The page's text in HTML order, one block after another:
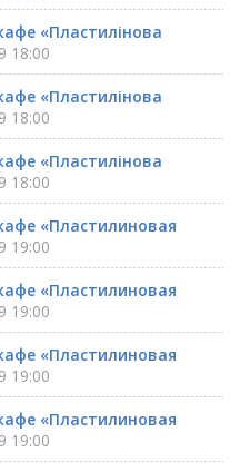
«Пластилінова
18:00
«Пластилінова
18:00
«Пластилінова
18:00
«Пластилиновая
19:00
«Пластилиновая
19:00
«Пластилиновая
19:00
«Пластилиновая
19:00